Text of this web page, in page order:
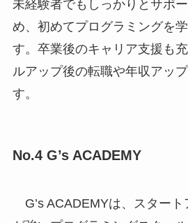
未経験者でもしっかりとサポ
め、初めてプログラミングを
す。卒業後のキャリア支援も
ルアップ後の転職や年収アッ
す。
No.4 G’s ACADEMY
G’s ACADEMYは、スター